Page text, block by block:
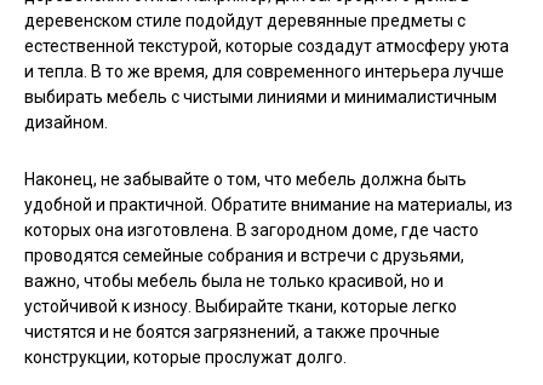
деревенском стиле подойдут деревянные предметы с
естественной текстурой, которые создадут атмосферу уюта
и тепла. В то же время, для современного интерьера лучше
выбирать мебель с чистыми линиями и минималистичным
дизайном.
Наконец, не забывайте о том, что мебель должна быть
удобной и практичной. Обратите внимание на материалы, из
которых она изготовлена. В загородном доме, где часто
проводятся семейные собрания и встречи с друзьями,
важно, чтобы мебель была не только красивой, но и
устойчивой к износу. Выбирайте ткани, которые легко
чистятся и не боятся загрязнений, а также прочные
конструкции, которые прослужат долго.